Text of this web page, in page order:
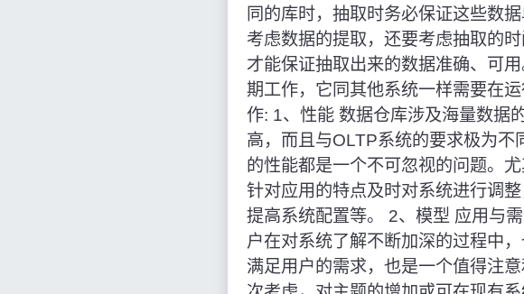
同的库时，抽取时务必保证这些数
考虑数据的提取，还要考虑抽取的
才能保证抽取出来的数据准确、可
期工作，它同其他系统一样需要在
作: 1、性能 数据仓库涉及海量数据
高，而且与OLTP系统的要求极为
的性能都是一个不可忽视的问题。
针对应用的特点及时对系统进行调
提高系统配置等。 2、模型 应用与
户在对系统了解不断加深的过程中
满足用户的需求，也是一个值得注